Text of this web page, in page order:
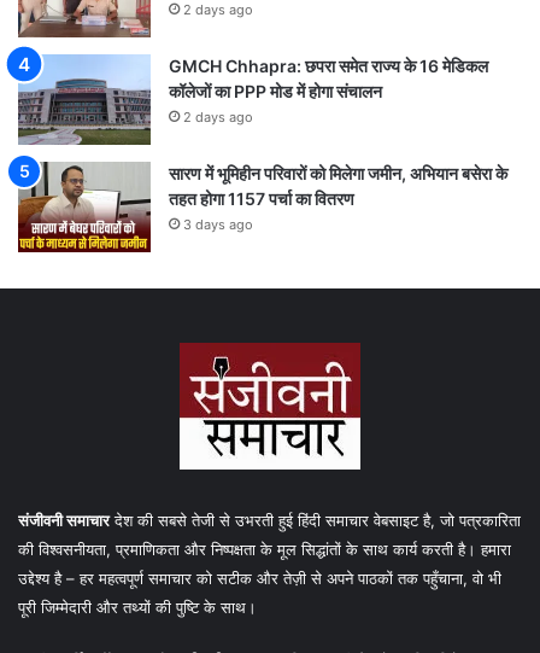
2 days ago
GMCH Chhapra: छपरा समेत राज्य के 16 मेडिकल
कॉलेजों का PPP मोड में होगा संचालन
2 days ago
सारण में भूमिहीन परिवारों को मिलेगा जमीन, अभियान बसेरा के
तहत होगा 1157 पर्चा का वितरण
3 days ago
संजीवनी समाचारदेश की सबसे तेजी से उभरती हुई हिंदी समाचार वेबसाइट है, जो पत्रकारिता
की विश्वसनीयता, प्रमाणिकता और निष्पक्षता के मूल सिद्धांतों के साथ कार्य करती है। हमारा
उद्देश्य है – हर महत्वपूर्ण समाचार को सटीक और तेज़ी से अपने पाठकों तक पहुँचाना, वो भी
पूरी जिम्मेदारी और तथ्यों की पुष्टि के साथ।